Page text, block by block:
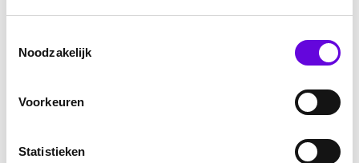
Noodzakelijk
Voorkeuren
Statistieken